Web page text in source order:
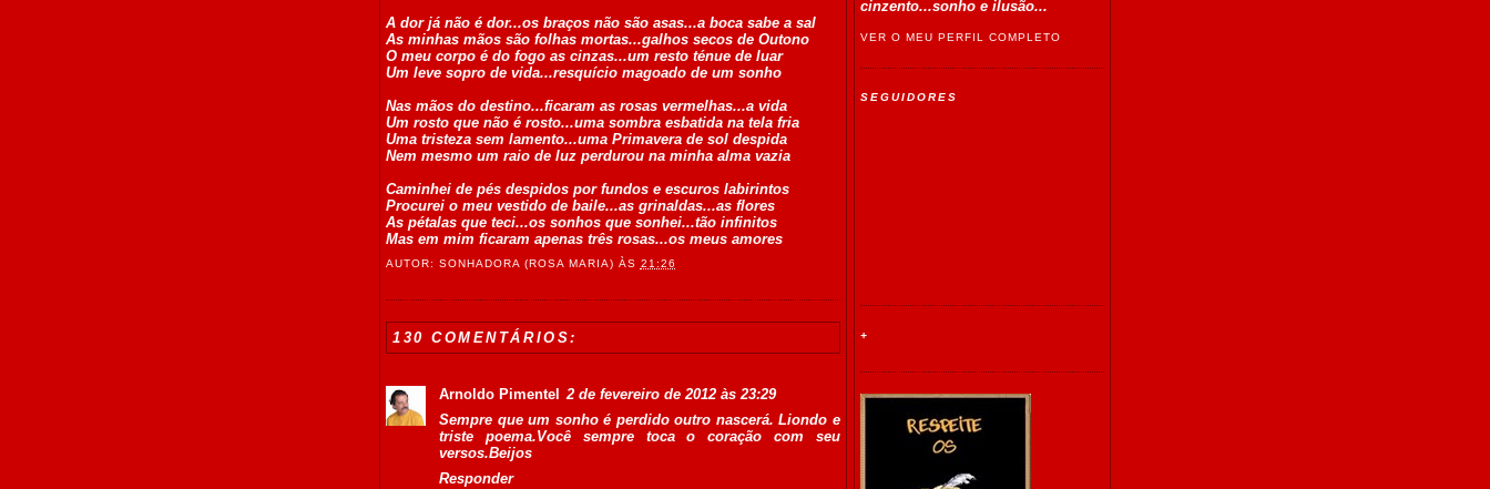
A dor já não é dor...os braços não são asas...a boca sabe a sal
As minhas mãos são folhas mortas...galhos secos de Outono
O meu corpo é do fogo as cinzas...um resto ténue de luar
Um leve sopro de vida...resquício magoado de um sonho
Nas mãos do destino...ficaram as rosas vermelhas...a vida
Um rosto que não é rosto...uma sombra esbatida na tela fria
Uma tristeza sem lamento...uma Primavera de sol despida
Nem mesmo um raio de luz perdurou na minha alma vazia
Caminhei de pés despidos por fundos e escuros labirintos
Procurei o meu vestido de baile...as grinaldas...as flores
As pétalas que teci...os sonhos que sonhei...tão infinitos
Mas em mim ficaram apenas três rosas...os meus amores
AUTOR: SONHADORA (ROSA MARIA) ÀS 21:26
130 COMENTÁRIOS:
Arnoldo Pimentel
2 de fevereiro de 2012 às 23:29
Sempre que um sonho é perdido outro nascerá. Liondo e
triste poema.Você sempre toca o coração com seu
versos.Beijos
Responder
cinzento...sonho e ilusão...
VER O MEU PERFIL COMPLETO
SEGUIDORES
+